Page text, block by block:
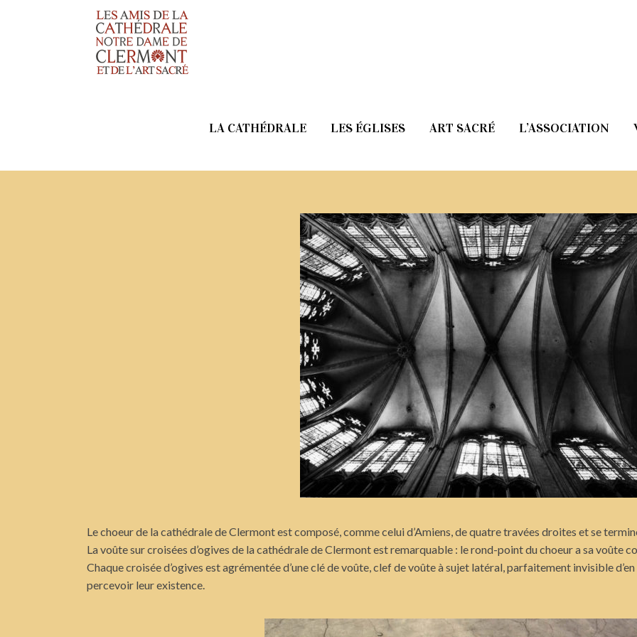
LA CATHÉDRALE LES ÉGLISES ART SACRÉ L’ASSOCIATION
Les clés de voûte de la cathédrale de
Le choeur de la cathédrale de Clermont est composé, comme celui d’Amiens, de quatre travées droites et se
La voûte sur croisées d’ogives de la cathédrale de Clermont est remarquable : le rond-point du choeur a sa voûte
Chaque croisée d’ogives est agrémentée d’une clé de voûte, clef de voûte à sujet latéral, parfaitement invisible
percevoir leur existence.